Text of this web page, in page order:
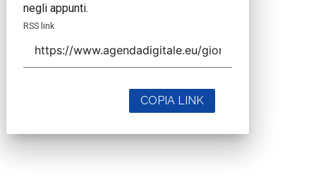
negli appunti.
RSS link
COPIA LINK